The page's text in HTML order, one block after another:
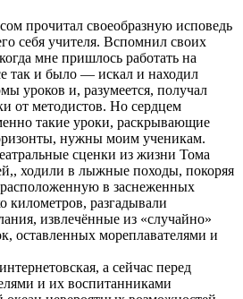
прочитал своеобразную исповедь
себя учителя. Вспомнил своих
мне пришлось работать на
так и было — искал и находил
уроков и, разумеется, получал
от методистов. Но сердцем
такие уроки, раскрывающие
нужны моим ученикам.
сценки из жизни Тома
ходили в лыжные походы, покоряя
в заснеженных
километров, разгадывали
извлечённые из «случайно»
оставленных мореплавателями и
а сейчас перед
и их воспитанниками